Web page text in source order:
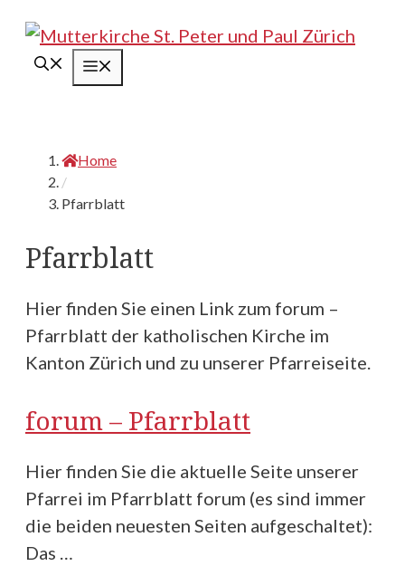
Springe
Inhalt
Home
/
Pfarrblatt
Pfarrblatt
Hier finden Sie einen Link zum forum –
Pfarrblatt der katholischen Kirche im
Kanton Zürich und zu unserer Pfarreiseite.
forum – Pfarrblatt
Hier finden Sie die aktuelle Seite unserer
Pfarrei im Pfarrblatt forum (es sind immer
die beiden neuesten Seiten aufgeschaltet):
Das …